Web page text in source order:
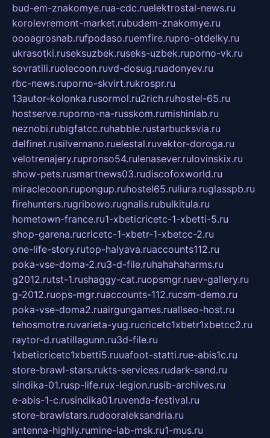
bud-em-znakomye.rua-cdc.ruelektrostal-news.ru
korolevremont-market.rubudem-znakomye.ru
oooagrosnab.rufpodaso.ruemfire.rupro-otdelky.ru
ukrasotki.ruseksuzbek.ruseks-uzbek.ruporno-vk.ru
sovratili.ruolecoon.ruvd-dosug.ruadonyev.ru
rbc-news.ruporno-skvirt.rukrospr.ru
13autor-kolonka.rusormol.ru2rich.ruhostel-65.ru
hostserve.ruporno-na-russkom.rumishinlab.ru
neznobi.rubigfatcc.ruhabble.rustarbucksvia.ru
delfinet.rusilvernano.ruelestal.ruvektor-doroga.ru
velotrenajery.rupronso54.rulenasever.rulovinskix.ru
show-pets.rusmartnews03.rudiscofoxworld.ru
miraclecoon.rupongup.ruhostel65.ruliura.ruglasspb.ru
firehunters.rugribowo.rugnalis.rubulkitula.ru
hometown-france.ru1-xbeticricetc-1-xbetti-5.ru
shop-garena.rucricetc-1-xbetr-1-xbetcc-2.ru
one-life-story.rutop-halyava.ruaccounts112.ru
poka-vse-doma-2.ru3-d-file.ruhahahaharms.ru
g2012.rutst-1.rushaggy-cat.ruopsmgr.ruev-gallery.ru
g-2012.ruops-mgr.ruaccounts-112.rucsm-demo.ru
poka-vse-doma2.ruairgungames.ruallseo-host.ru
tehosmotre.ruvarieta-yug.rucricetc1xbetr1xbetcc2.ru
raytor-d.ruatillagunn.ru3d-file.ru
1xbeticricetc1xbetti5.ruuafoot-statti.rue-abis1c.ru
store-brawl-stars.rukts-services.rudark-sand.ru
sindika-01.rusp-life.rux-legion.rusib-archives.ru
e-abis-1-c.rusindika01.ruvenda-festival.ru
store-brawlstars.rudooraleksandria.ru
antenna-highly.rumine-lab-msk.ru1-mus.ru